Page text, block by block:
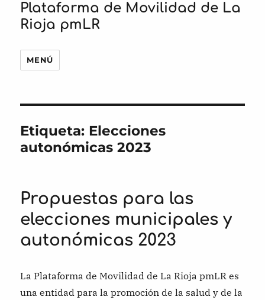
Plataforma de Movilidad de La
Rioja pmLR
MENÚ
Etiqueta: Elecciones
autonómicas 2023
Propuestas para las
elecciones municipales y
autonómicas 2023
La Plataforma de Movilidad de La Rioja pmLR es
una entidad para la promoción de la salud y de la